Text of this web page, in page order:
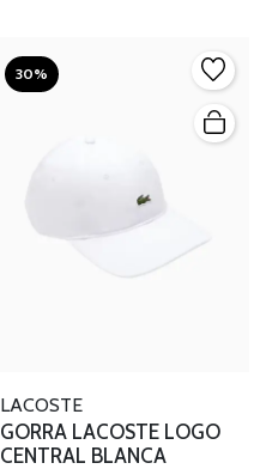
30%
LACOSTE
GORRA LACOSTE LOGO
CENTRAL BLANCA